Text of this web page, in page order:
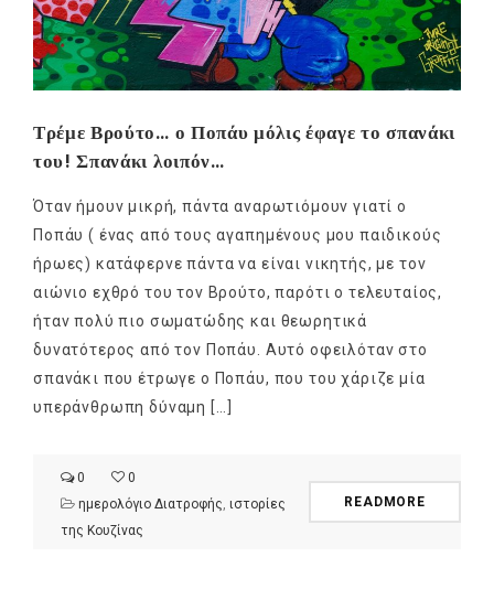
Τρέμε Βρούτο… ο Ποπάυ μόλις έφαγε το σπανάκι
του! Σπανάκι λοιπόν…
Όταν ήμουν μικρή, πάντα αναρωτιόμουν γιατί ο
Ποπάυ ( ένας από τους αγαπημένους μου παιδικούς
ήρωες) κατάφερνε πάντα να είναι νικητής, με τον
αιώνιο εχθρό του τον Βρούτο, παρότι ο τελευταίος,
ήταν πολύ πιο σωματώδης και θεωρητικά
δυνατότερος από τον Ποπάυ. Αυτό οφειλόταν στο
σπανάκι που έτρωγε ο Ποπάυ, που του χάριζε μία
υπεράνθρωπη δύναμη […]
0
0
ημερολόγιο Διατροφής, ιστορίες
της Κουζίνας
READMORE